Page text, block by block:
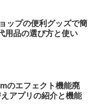
ップの便利グッズで簡
用品の選び方と使い
のエフェクト機能廃
アプリの紹介と機能